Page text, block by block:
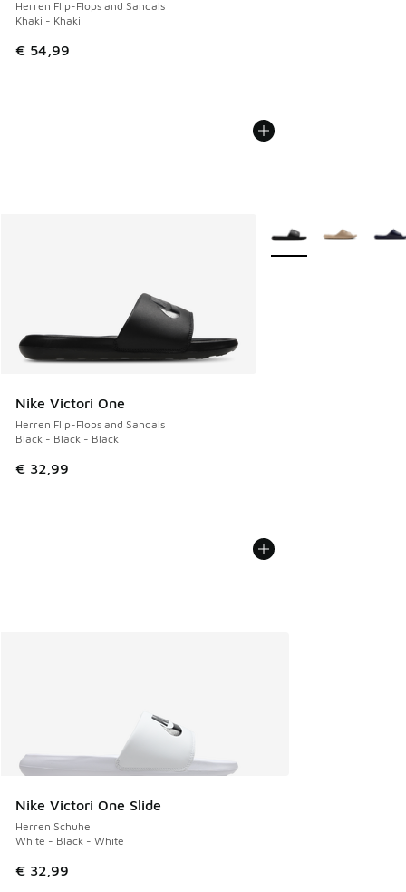
Herren Flip-Flops and Sandals
Khaki - Khaki
€ 54,99
Nike Victori One
Herren Flip-Flops and Sandals
Black - Black - Black
€ 32,99
Weitere Farben
Nike Victori One Slide
Herren Schuhe
White - Black - White
€ 32,99